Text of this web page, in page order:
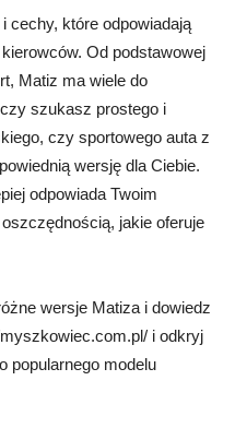
cechy, które odpowiadają
Od podstawowej
Matiz ma wiele do
szukasz prostego i
czy sportowego auta z
wersję dla Ciebie.
odpowiada Twoim
jakie oferuje
wersje Matiza i dowiedz
i odkryj
popularnego modelu